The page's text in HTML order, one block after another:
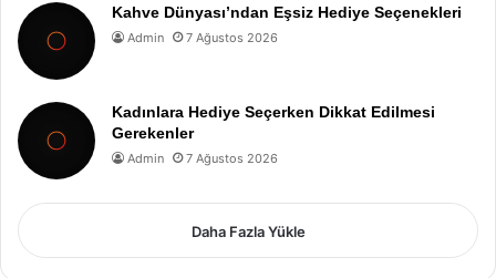
Kahve Dünyası’ndan Eşsiz Hediye Seçenekleri
Admin 7 Ağustos 2026
Kadınlara Hediye Seçerken Dikkat Edilmesi
Gerekenler
Admin 7 Ağustos 2026
Daha Fazla Yükle